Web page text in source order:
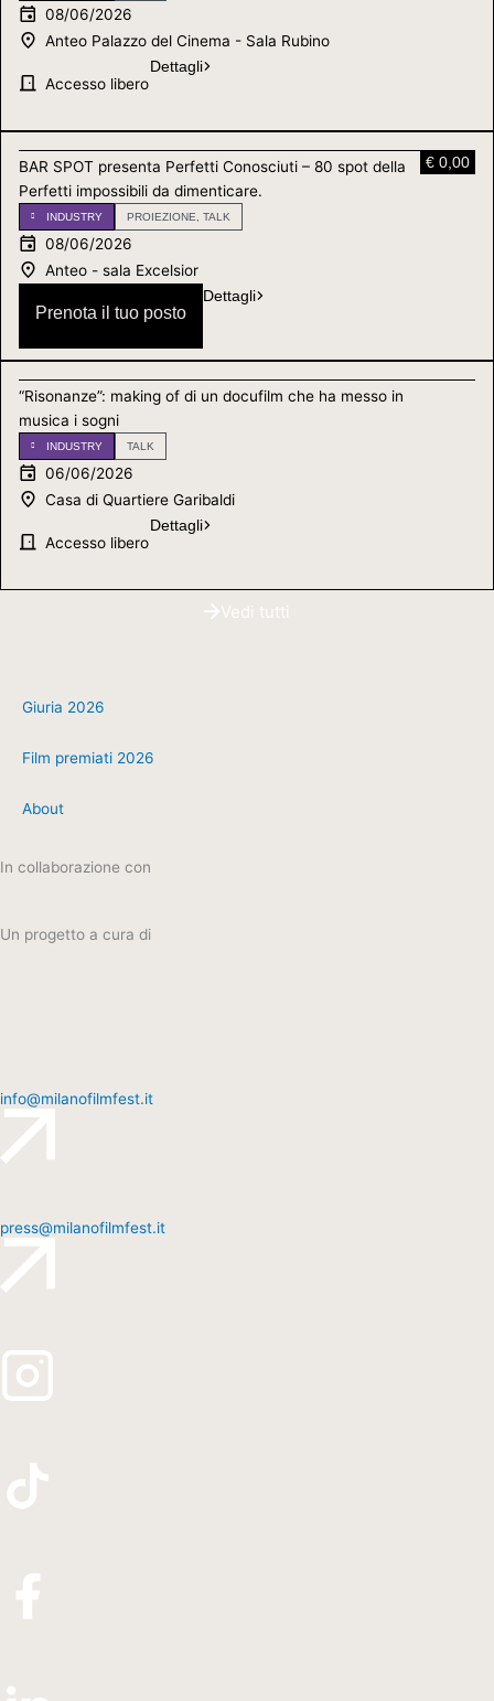
08/06/2026
Anteo Palazzo del Cinema - Sala Rubino
Accesso libero
Dettagli
BAR SPOT presenta Perfetti Conosciuti – 80 spot della
Perfetti impossibili da dimenticare.
€ 0,00
INDUSTRY PROIEZIONE TALK
08/06/2026
Anteo - sala Excelsior
Prenota il tuo posto
Dettagli
“Risonanze”: making of di un docufilm che ha messo in
musica i sogni
INDUSTRY TALK
06/06/2026
Casa di Quartiere Garibaldi
Accesso libero
Dettagli
Vedi tutti
Giuria 2026
Film premiati 2026
About
In collaborazione con
Un progetto a cura di
info@milanofilmfest.it
press@milanofilmfest.it